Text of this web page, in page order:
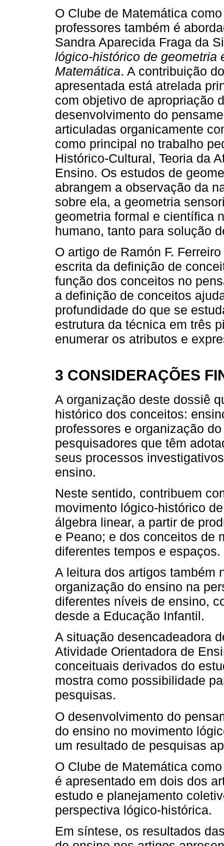
O Clube de Matemática
professores também é
Sandra Aparecida Fraga da
lógico-histórico de geometria
Matemática. A contribuição
apresentada está atrelada
com objetivo de apropriação
desenvolvimento do
articuladas organicamente
como principal no trabalho
Histórico-Cultural, Teoria da
Ensino. Os estudos de
abrangem a observação da
sobre ela, a geometria
geometria formal e científica
humano, tanto para solução
O artigo de Ramón F.
escrita da definição de
função dos conceitos no
a definição de conceitos
profundidade do que se
estrutura da técnica em três
enumerar os atributos e
3 CONSIDERAÇÕES
A organização deste dossiê
histórico dos conceitos:
professores e organização
pesquisadores que têm
seus processos
ensino.
Neste sentido, contribuem
movimento lógico-histórico
álgebra linear, a partir de
e Peano; e dos conceitos de
diferentes tempos e espaços.
A leitura dos artigos também
organização do ensino na
diferentes níveis de ensino,
desde a Educação Infantil.
A situação desencadeadora
Atividade Orientadora de
conceituais derivados do
mostra como possibilidade
pesquisas.
O desenvolvimento do
do ensino no movimento
um resultado de pesquisas
O Clube de Matemática
é apresentado em dois dos
estudo e planejamento
perspectiva lógico-histórica.
Em síntese, os resultados